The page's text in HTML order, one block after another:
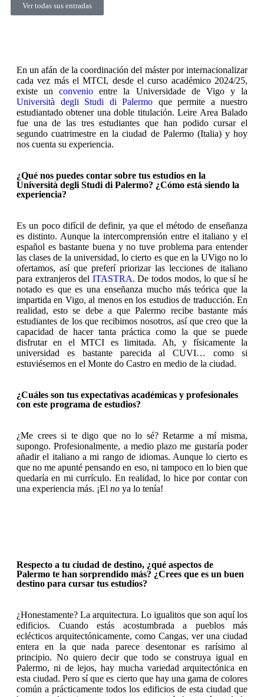
Ver todas sus entradas
En un afán de la coordinación del máster por internacionalizar
cada vez más el MTCI, desde el curso académico 2024/25,
existe unconvenio entre la Universidade de Vigo y la
Università degli Studi di Palermo que permite a nuestro
estudiantado obtener una doble titulación. Leire Area Balado
fue una de las tres estudiantes que han podido cursar el
segundo cuatrimestre en la ciudad de Palermo (Italia) y hoy
nos cuenta su experiencia.
¿Qué nos puedes contar sobre tus estudios en la
Università degli Studi di Palermo? ¿Cómo está siendo la
experiencia?
Es un poco difícil de definir, ya que el método de enseñanza
es distinto. Aunque la intercomprensión entre el italiano y el
español es bastante buena y no tuve problema para entender
las clases de la universidad, lo cierto es que en la UVigo no lo
ofertamos, así que preferí priorizar las lecciones de italiano
para extranjeros del ITASTRA. De todos modos, lo que sí he
notado es que es una enseñanza mucho más teórica que la
impartida en Vigo, al menos en los estudios de traducción. En
realidad, esto se debe a que Palermo recibe bastante más
estudiantes de los que recibimos nosotros, así que creo que la
capacidad de hacer tanta práctica como la que se puede
disfrutar en el MTCI es limitada. Ah, y físicamente la
universidad es bastante parecida al CUVI… como si
estuviésemos en el Monte do Castro en medio de la ciudad.
¿Cuáles son tus expectativas académicas y profesionales
con este programa de estudios?
¿Me crees si te digo que no lo sé? Retarme a mí misma,
supongo. Profesionalmente, a medio plazo me gustaría poder
añadir el italiano a mi rango de idiomas. Aunque lo cierto es
que no me apunté pensando en eso, ni tampoco en lo bien que
quedaría en mi currículo. En realidad, lo hice por contar con
una experiencia más. ¡El no ya lo tenía!
Respecto a tu ciudad de destino, ¿qué aspectos de
Palermo te han sorprendido más? ¿Crees que es un buen
destino para cursar tus estudios?
¿Honestamente? La arquitectura. Lo igualitos que son aquí los
edificios. Cuando estás acostumbrada a pueblos más
eclécticos arquitectónicamente, como Cangas, ver una ciudad
entera en la que nada parece desentonar es rarísimo al
principio. No quiero decir que todo se construya igual en
Palermo, ni de lejos, hay mucha variedad arquitectónica en
esta ciudad. Pero sí que es cierto que hay una gama de colores
común a prácticamente todos los edificios de esta ciudad que